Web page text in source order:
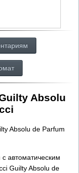
Absolu
Absolu de Parfum
автоматическим
Guilty Absolu de